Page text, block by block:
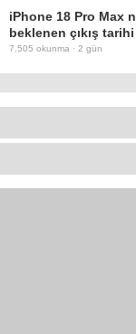
iPhone 18 Pro Max
beklenen çıkış tarihi
7.505 okunma · 2 gün